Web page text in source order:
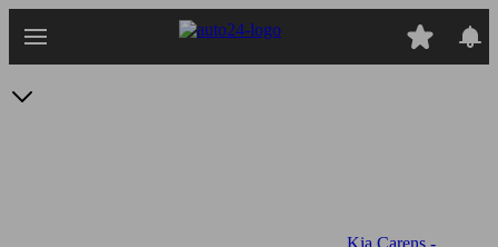
naar
Kia Carens -